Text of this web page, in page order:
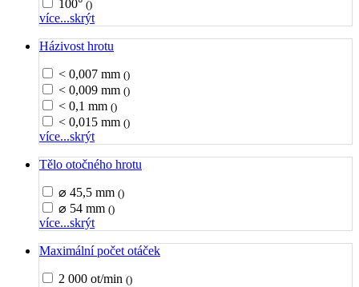
100° ()
více...skrýt
Házivost hrotu
< 0,007 mm ()
< 0,009 mm ()
< 0,1 mm ()
< 0,015 mm ()
více...skrýt
Tělo otočného hrotu
⌀ 45,5 mm ()
⌀ 54 mm ()
více...skrýt
Maximální počet otáček
2 000 ot/min ()